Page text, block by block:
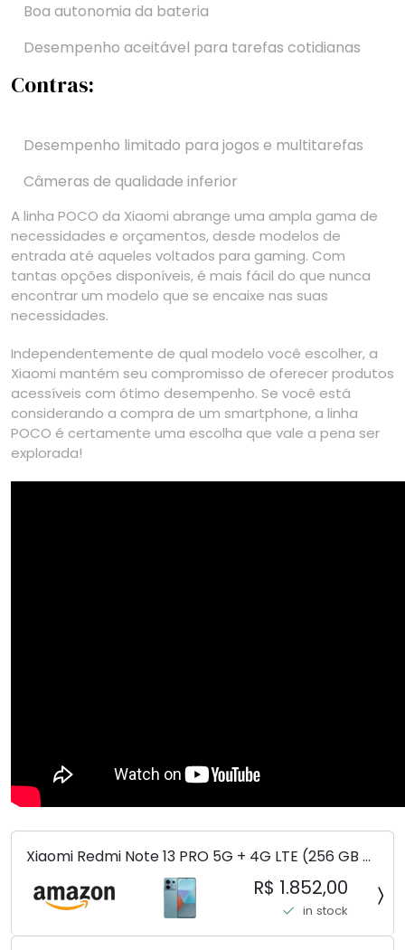
Boa autonomia da bateria
Desempenho aceitável para tarefas cotidianas
Contras:
Desempenho limitado para jogos e multitarefas
Câmeras de qualidade inferior
A linha POCO da Xiaomi abrange uma ampla gama de
necessidades e orçamentos, desde modelos de
entrada até aqueles voltados para gaming. Com
tantas opções disponíveis, é mais fácil do que nunca
encontrar um modelo que se encaixe nas suas
necessidades.
Independentemente de qual modelo você escolher, a
Xiaomi mantém seu compromisso de oferecer produtos
acessíveis com ótimo desempenho. Se você está
considerando a compra de um smartphone, a linha
POCO é certamente uma escolha que vale a pena ser
explorada!
Xiaomi Redmi Note 13 PRO 5G + 4G LTE (256 GB +
8 GB) 200 MP Triplo (Mobile Mint Tello e) +
(Pacote de carregador duplo de carro rápido)
(Ocean Teal (ROM))
R$ 1.852,00
in stock